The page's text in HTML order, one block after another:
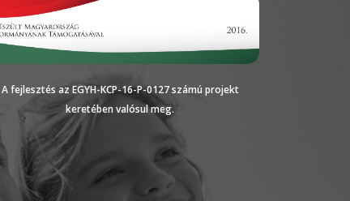
A fejlesztés az EGYH-KCP-16-P-0127 számú projekt
keretében valósul meg.